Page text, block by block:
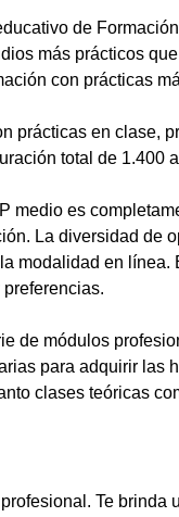
de
más prácticos
con prácticas
prácticas en clase,
total de 1.400
medio es
La diversidad de
modalidad en
de módulos
para adquirir las
clases teóricas
Te